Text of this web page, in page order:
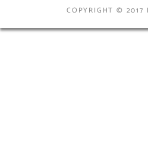
COPYRIGHT © 2017